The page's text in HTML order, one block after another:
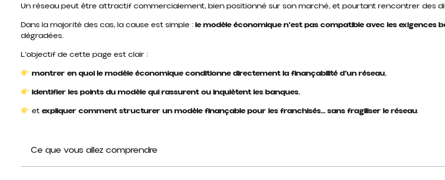
Un réseau peut être attractif commercialement, bien positionné sur son marché, et pourtant rencontrer des
Dans la majorité des cas, la cause est simple :le modèle économique n’est pas compatible avec les exigences
dégradées.
L’objectif de cette page est clair :
montrer en quoi le modèle économique conditionne directement la finançabilité d’un réseau,
identifier les points du modèle qui rassurent ou inquiètent les banques,
etexpliquer comment structurer un modèle finançable pour les franchisés… sans fragiliser le réseau.
Ce que vous allez comprendre